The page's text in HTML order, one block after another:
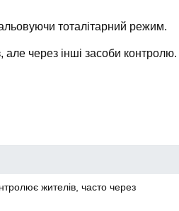
тоталітарний режим.
але через інші засоби контролю.
жителів, часто через